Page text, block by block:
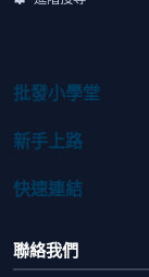
批發小學堂
新手上路
快速連結
聯絡我們